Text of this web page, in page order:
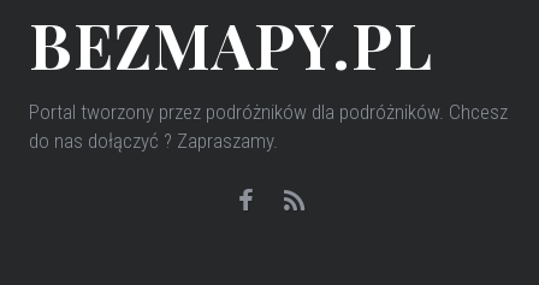
BEZMAPY.PL
Portal tworzony przez podróżników dla podróżników. Chcesz
do nas dołączyć ? Zapraszamy.